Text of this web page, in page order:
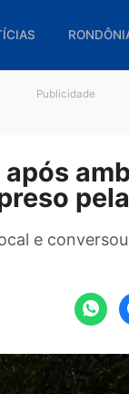
NOTÍCIAS
é preso
ao local e